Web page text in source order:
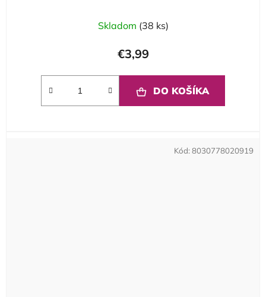
Skladom (38 ks)
€3,99
DO KOŠÍKA
Kód:8030778020919